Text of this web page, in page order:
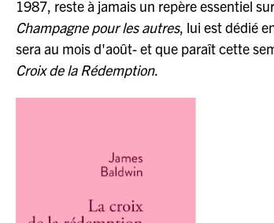
1987, reste à jamais un repère essentiel
Champagne pour les autres, lui est dédié
sera au mois d'août- et que paraît cette
Croix de la Rédemption.